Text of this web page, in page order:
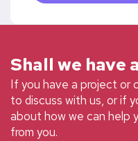
Shall we have
If you have a project or
to discuss with us, or if
about how we can help
from you.